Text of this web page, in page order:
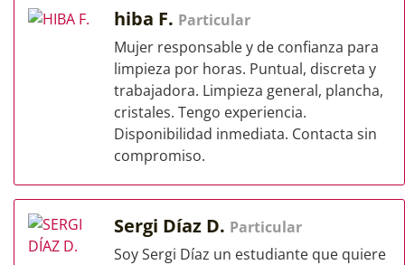
hiba F. Particular
Mujer responsable y de confianza para
limpieza por horas. Puntual, discreta y
trabajadora. Limpieza general, plancha,
cristales. Tengo experiencia.
Disponibilidad inmediata. Contacta sin
compromiso.
Sergi Díaz D. Particular
Soy Sergi Díaz un estudiante que quiere